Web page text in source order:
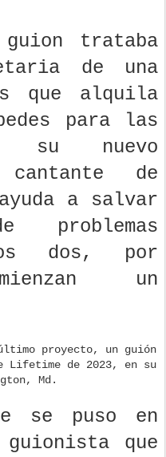
trataba
de una
que alquila
para las
su nuevo
de
a salvar
dos, por
un
proyecto, un guión
Lifetime de 2023, en su
Md.
se puso en
que